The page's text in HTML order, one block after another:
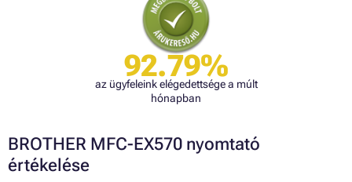
92.79%
az ügyfeleink elégedettsége a múlt
hónapban
BROTHER MFC-EX570 nyomtató
értékelése